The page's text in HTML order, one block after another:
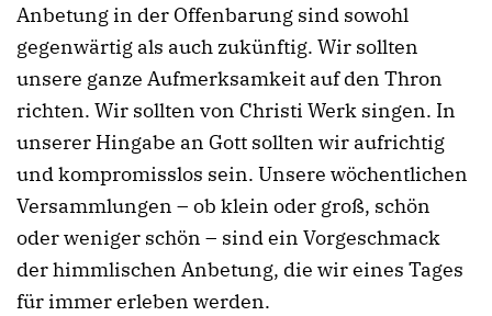
Anbetung in der Offenbarung sind sowohl
gegenwärtig als auch zukünftig. Wir sollten
unsere ganze Aufmerksamkeit auf den Thron
richten. Wir sollten von Christi Werk singen. In
unserer Hingabe an Gott sollten wir aufrichtig
und kompromisslos sein. Unsere wöchentlichen
Versammlungen – ob klein oder groß, schön
oder weniger schön – sind ein Vorgeschmack
der himmlischen Anbetung, die wir eines Tages
für immer erleben werden.